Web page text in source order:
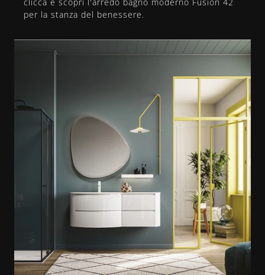
per la stanza del benessere.